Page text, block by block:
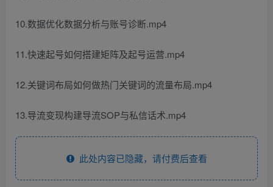
10.数据优化数据分析与账号诊断.mp4
11.快速起号如何搭建矩阵及起号运营.mp4
12.关键词布局如何做热门关键词的流量布局.mp4
13.导流变现构建导流SOP与私信话术.mp4
此处内容已隐藏，请付费后查看